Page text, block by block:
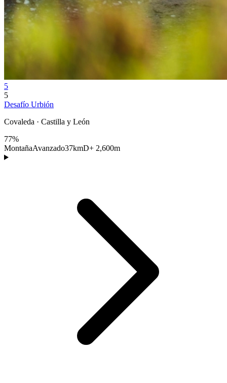
5
5
Desafío Urbión
Covaleda · Castilla y León
77%
MontañaAvanzado37kmD+ 2,600m